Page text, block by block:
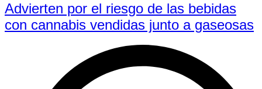
Advierten por el riesgo de las bebidas
con cannabis vendidas junto a gaseosas